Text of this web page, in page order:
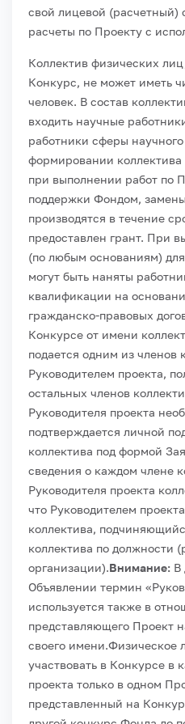
свой лицевой (расчетный)
расчеты по Проекту с
Коллектив физических
Конкурс, не может иметь
человек. В состав
входить научные
работники сферы
формировании коллектива
при выполнении работ по
поддержки Фондом,
производятся в течение
предоставлен грант. При
(по любым основаниям)
могут быть наняты
квалификации на
гражданско-правовых
Конкурсе от имени
подается одним из членов
Руководителем проекта,
остальных членов
Руководителя проекта
подтверждается личной
коллектива под формой
сведения о каждом члене
Руководителя проекта
что Руководителем
коллектива,
коллектива по должности
организации).Внимание: В
Объявлении термин
используется также в
представляющего Проект
своего имени.Физическое
участвовать в Конкурсе в
проекта только в одном
представленный на